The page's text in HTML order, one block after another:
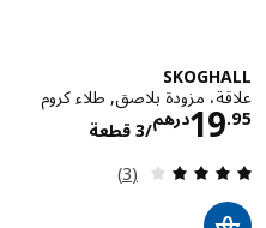
SKOGHALL
علاقة، مزودة بلاصق, طلاء كروم
درهم19 /3 قطعة الاسعار درهم
مراجعة: 4 من أصل 5 نجوم. إجمالي المراجعات:
(3)